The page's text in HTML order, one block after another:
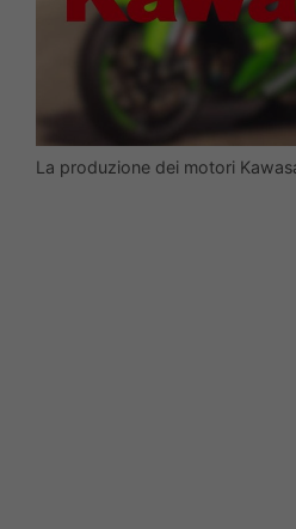
La produzione dei motori